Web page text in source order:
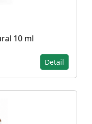
10 ml
Detail